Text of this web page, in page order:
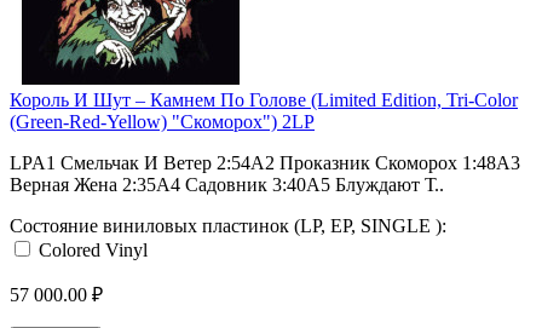
Король И Шут ‎– Камнем По Голове (Limited Edition, Tri-Color
(Green-Red-Yellow) "Скоморох") 2LP
LPA1 Смельчак И Ветер 2:54A2 Проказник Скоморох 1:48A3
Верная Жена 2:35A4 Садовник 3:40A5 Блуждают Т..
Состояние виниловых пластинок (LP, EP, SINGLE ):
Colored Vinyl
57 000.00 ₽